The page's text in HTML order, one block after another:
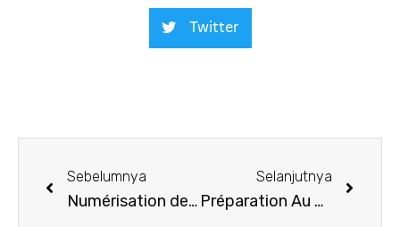
Twitter
Sebelumnya
Numérisation de l’administration publique
Selanjutnya
Préparation Au Pair session janvier -2022